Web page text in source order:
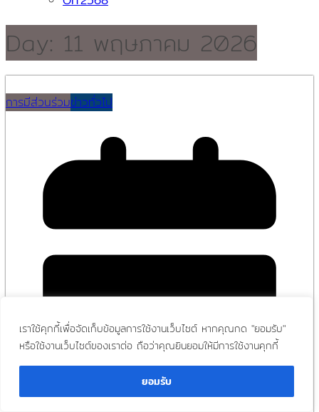
เราใช้คุกกี้เพื่อจัดเก็บข้อมูลการใช้งานเว็บไซต์ หากคุณกด "ยอมรับ"
หรือใช้งานเว็บไซต์ของเราต่อ ถือว่าคุณยินยอมให้มีการใช้งานคุกกี้
ยอมรับ
Day: 11 พฤษภาคม 2026
การมีส่วนร่วมข่าวทั่วไป